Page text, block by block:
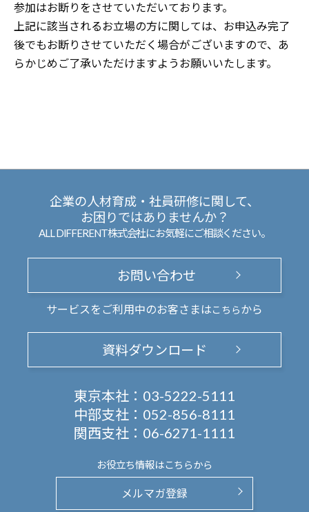
参加はお断りをさせていただいております。
上記に該当されるお立場の方に関しては、お申込み完了
後でもお断りさせていただく場合がございますので、あ
らかじめご了承いただけますようお願いいたします。
企業の人材育成・社員研修に関して、
お困りではありませんか？
ALL DIFFERENT株式会社にお気軽にご相談ください。
お問い合わせ
サービスをご利用中のお客さまはこちらから
資料ダウンロード
東京本社： 03-5222-5111
中部支社： 052-856-8111
関西支社： 06-6271-1111
お役立ち情報はこちらから
メルマガ登録